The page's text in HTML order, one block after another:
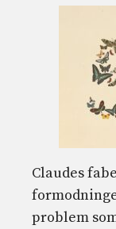
Claudes
problem